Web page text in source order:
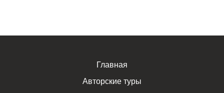
Главная
Авторские туры